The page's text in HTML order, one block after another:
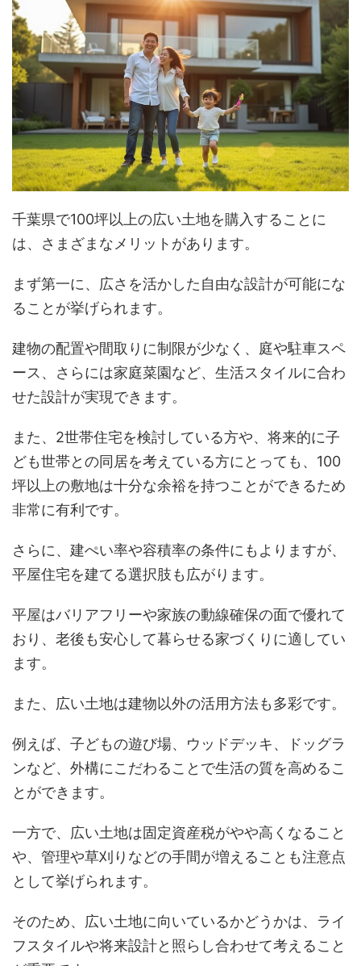
千葉県で100坪以上の広い土地を購入することに
は、さまざまなメリットがあります。
まず第一に、広さを活かした自由な設計が可能にな
ることが挙げられます。
建物の配置や間取りに制限が少なく、庭や駐車スペ
ース、さらには家庭菜園など、生活スタイルに合わ
せた設計が実現できます。
また、2世帯住宅を検討している方や、将来的に子
ども世帯との同居を考えている方にとっても、100
坪以上の敷地は十分な余裕を持つことができるため
非常に有利です。
さらに、建ぺい率や容積率の条件にもよりますが、
平屋住宅を建てる選択肢も広がります。
平屋はバリアフリーや家族の動線確保の面で優れて
おり、老後も安心して暮らせる家づくりに適してい
ます。
また、広い土地は建物以外の活用方法も多彩です。
例えば、子どもの遊び場、ウッドデッキ、ドッグラ
ンなど、外構にこだわることで生活の質を高めるこ
とができます。
一方で、広い土地は固定資産税がやや高くなること
や、管理や草刈りなどの手間が増えることも注意点
として挙げられます。
そのため、広い土地に向いているかどうかは、ライ
フスタイルや将来設計と照らし合わせて考えること